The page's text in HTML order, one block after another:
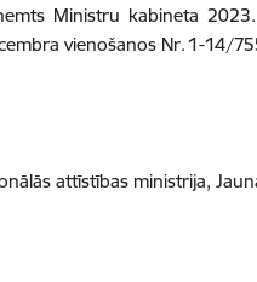
Ministru kabineta
vienošanos Nr. 1-14/
attīstības ministrija,